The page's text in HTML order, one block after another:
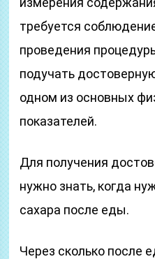
требуется
проведения
подучать
одном из основных
показателей.
Для получения
нужно знать, когда
сахара после еды.
Через сколько после